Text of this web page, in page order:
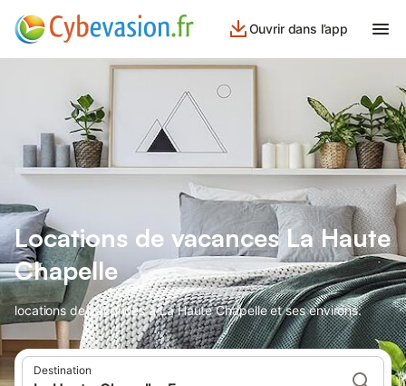
Ouvrir dans l’app
Locations de vacances La Haute
Chapelle
locations de vacances à La Haute Chapelle et ses environs.
Destination